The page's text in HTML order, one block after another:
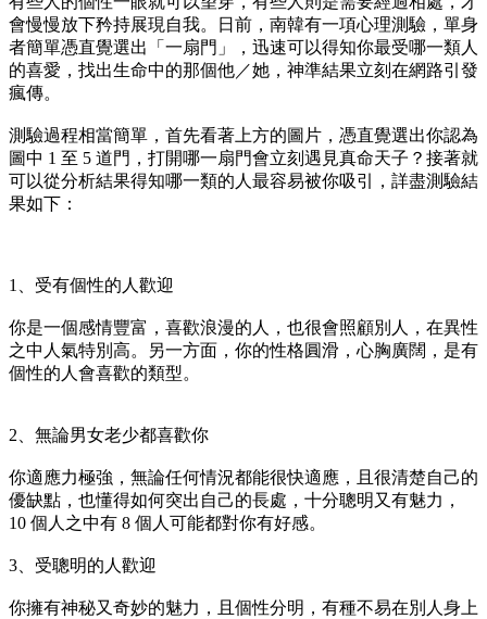
會慢慢放下矜持展現自我。日前，南韓有一項心理測驗，單身
者簡單憑直覺選出「一扇門」，迅速可以得知你最受哪一類人
的喜愛，找出生命中的那個他／她，神準結果立刻在網路引發
瘋傳。
測驗過程相當簡單，首先看著上方的圖片，憑直覺選出你認為
圖中 1 至 5 道門，打開哪一扇門會立刻遇見真命天子？接著就
可以從分析結果得知哪一類的人最容易被你吸引，詳盡測驗結
果如下：
1、受有個性的人歡迎
你是一個感情豐富，喜歡浪漫的人，也很會照顧別人，在異性
之中人氣特別高。另一方面，你的性格圓滑，心胸廣闊，是有
個性的人會喜歡的類型。
2、無論男女老少都喜歡你
你適應力極強，無論任何情況都能很快適應，且很清楚自己的
優缺點，也懂得如何突出自己的長處，十分聰明又有魅力，
10 個人之中有 8 個人可能都對你有好感。
3、受聰明的人歡迎
你擁有神秘又奇妙的魅力，且個性分明，有種不易在別人身上